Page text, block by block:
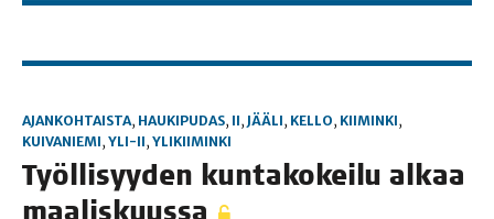
AJANKOHTAISTA, HAUKIPUDAS, II, JÄÄLI, KELLO, KIIMINKI,
KUIVANIEMI, YLI-II, YLIKIIMINKI
Työl­li­syy­den kun­ta­ko­kei­lu alkaa
maaliskuussa